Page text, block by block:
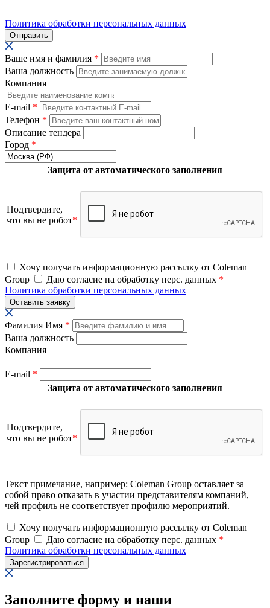
Политика обработки персональных данных
Ваше имя и фамилия *
Ваша должность
Компания
E-mail *
Телефон *
Описание тендера
Город *
Защита от автоматического заполнения
Подтвердите,
что вы не робот*
Хочу получать информационную рассылку от Coleman
Group
Даю согласие на обработку перс. данных *
Политика обработки персональных данных
Фамилия Имя *
Ваша должность
Компания
E-mail *
Защита от автоматического заполнения
Подтвердите,
что вы не робот*
Текст примечание, например: Coleman Group оставляет за
собой право отказать в участии представителям компаний,
чей профиль не соответствует профилю мероприятий.
Хочу получать информационную рассылку от Coleman
Group
Даю согласие на обработку перс. данных *
Политика обработки персональных данных
Заполните форму и наши